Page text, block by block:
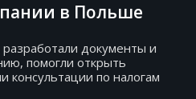
в Польше
документы и
помогли открыть
консультации по налогам